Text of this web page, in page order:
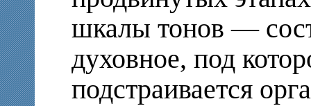
шкалы тонов —
духовное, под
подстраивается